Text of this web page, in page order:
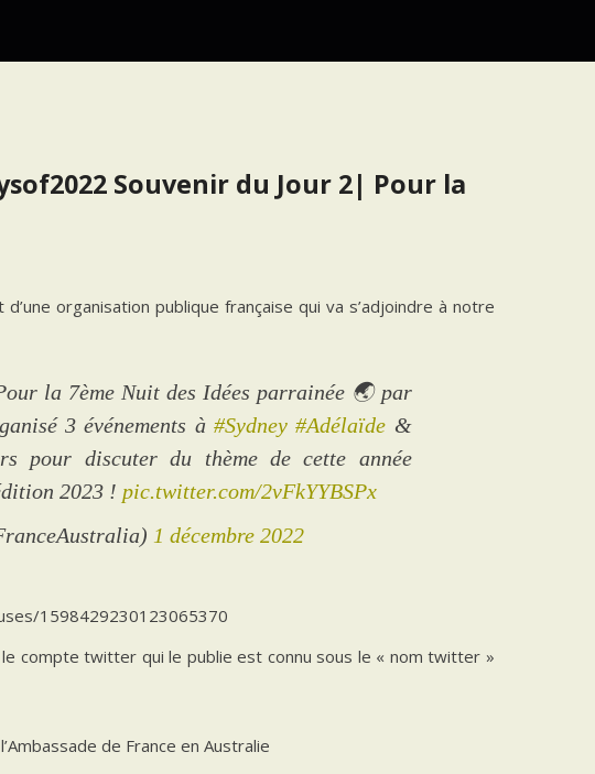
Souvenir du Jour 2| Pour la
organisation publique française qui va s’adjoindre à notre
la 7ème Nuit des Idées parrainée 🌏 par
3 événements à#Sydney #Adélaïde &
pour discuter du thème de cette année
2023 ! pic.twitter.com/2vFkYYBSPx
1 décembre 2022
1598429230123065370
twitter qui le publie est connu sous le « nom twitter »
de France en Australie